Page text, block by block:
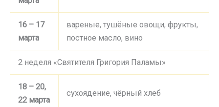
16 – 17
марта
вареные, тушёные овощи, фрукты,
постное масло, вино
2 неделя «Святителя Григория Паламы»
18 – 20,
22 марта
сухоядение, чёрный хлеб